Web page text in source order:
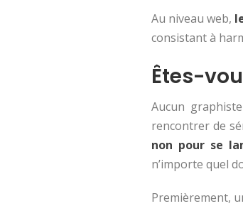
Au niveau web,
consistant à
Êtes-
Aucun
rencontrer de
non pour se
n’importe quel
Premièrement,